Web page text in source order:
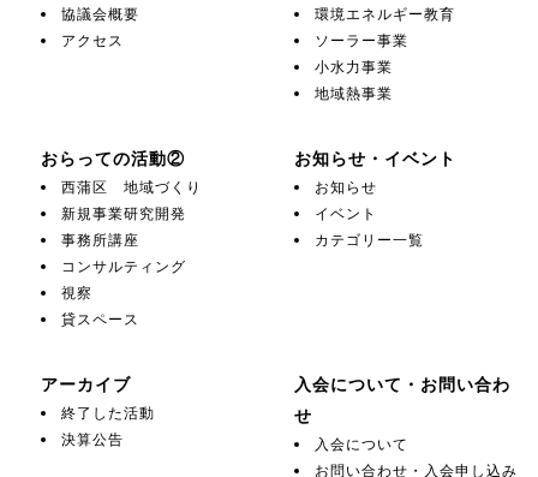
協議会概要
アクセス
環境エネルギー教育
ソーラー事業
小水力事業
地域熱事業
おらっての活動②
西蒲区 地域づくり
新規事業研究開発
事務所講座
コンサルティング
視察
貸スペース
お知らせ・イベント
お知らせ
イベント
カテゴリー一覧
アーカイブ
終了した活動
決算公告
入会について・お問い合わ
せ
入会について
お問い合わせ・入会申し込み